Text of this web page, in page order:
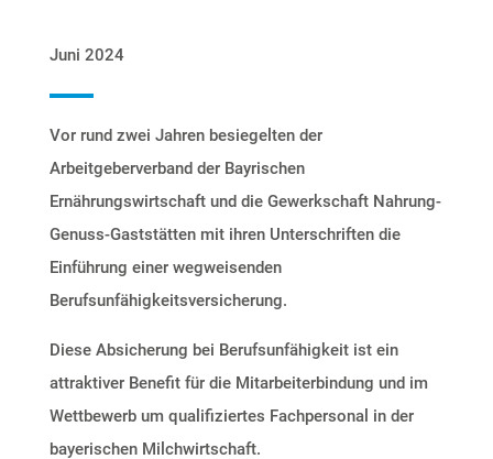
Juni 2024
Vor rund zwei Jahren besiegelten der
Arbeitgeberverband der Bayrischen
Ernährungswirtschaft und die Gewerkschaft Nahrung-
Genuss-Gaststätten mit ihren Unterschriften die
Einführung einer wegweisenden
Berufsunfähigkeitsversicherung.
Diese Absicherung bei Berufsunfähigkeit ist ein
attraktiver Benefit für die Mitarbeiterbindung und im
Wettbewerb um qualifiziertes Fachpersonal in der
bayerischen Milchwirtschaft.